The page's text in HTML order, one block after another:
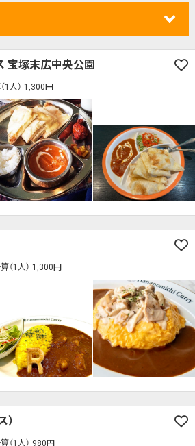
のジャンルを絞り込む
1人でも入りやすいお店
ランチあり 夜10時以降も営業
上の団体歓迎 テイクアウトOK
禁煙席のみ 喫煙席あり
テーブル席あり テラス席あり
で特典あり
検索する
ジャンルを絞り込む
駅から徒歩5分以内
1人でも入りやすいお店
ランチあり 夜10時以降も営業
上の団体歓迎 テイクアウトOK
禁煙席のみ 喫煙席あり
子連れ・赤ちゃんOK
ポイント貯まる・使える
電子マネー決済可
で特典あり
宝塚末広中央公園
1人） 1,300円
（1人） 1,300円
（1人） 980円